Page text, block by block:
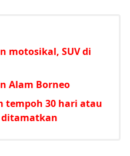
motosikal, SUV di
Alam Borneo
tempoh 30 hari atau